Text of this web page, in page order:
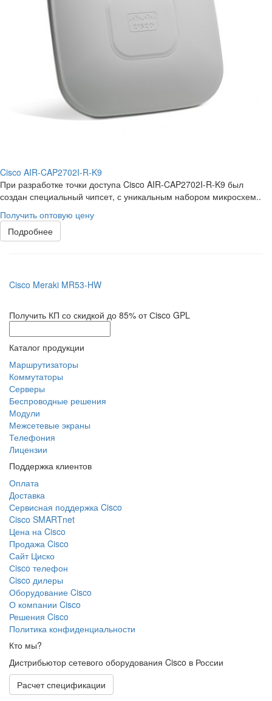
Cisco AIR-CAP2702I-R-K9
При разработке точки доступа Cisco AIR-CAP2702I-R-K9 был
создан специальный чипсет, с уникальным набором микросхем..
Получить оптовую цену
Подробнее
Cisco Meraki MR53-HW
Получить КП со скидкой до 85% от Сisco GPL
Каталог продукции
Маршрутизаторы
Коммутаторы
Серверы
Беспроводные решения
Модули
Межсетевые экраны
Телефония
Лицензии
Поддержка клиентов
Оплата
Доставка
Сервисная поддержка Cisco
Cisco SMARTnet
Цена на Cisco
Продажа Cisco
Сайт Циско
Сisco телефон
Cisco дилеры
Оборудование Cisco
О компании Cisco
Решения Cisco
Политика конфиденциальности
Кто мы?
Дистрибьютор сетевого оборудования Cisco в России
Расчет спецификации